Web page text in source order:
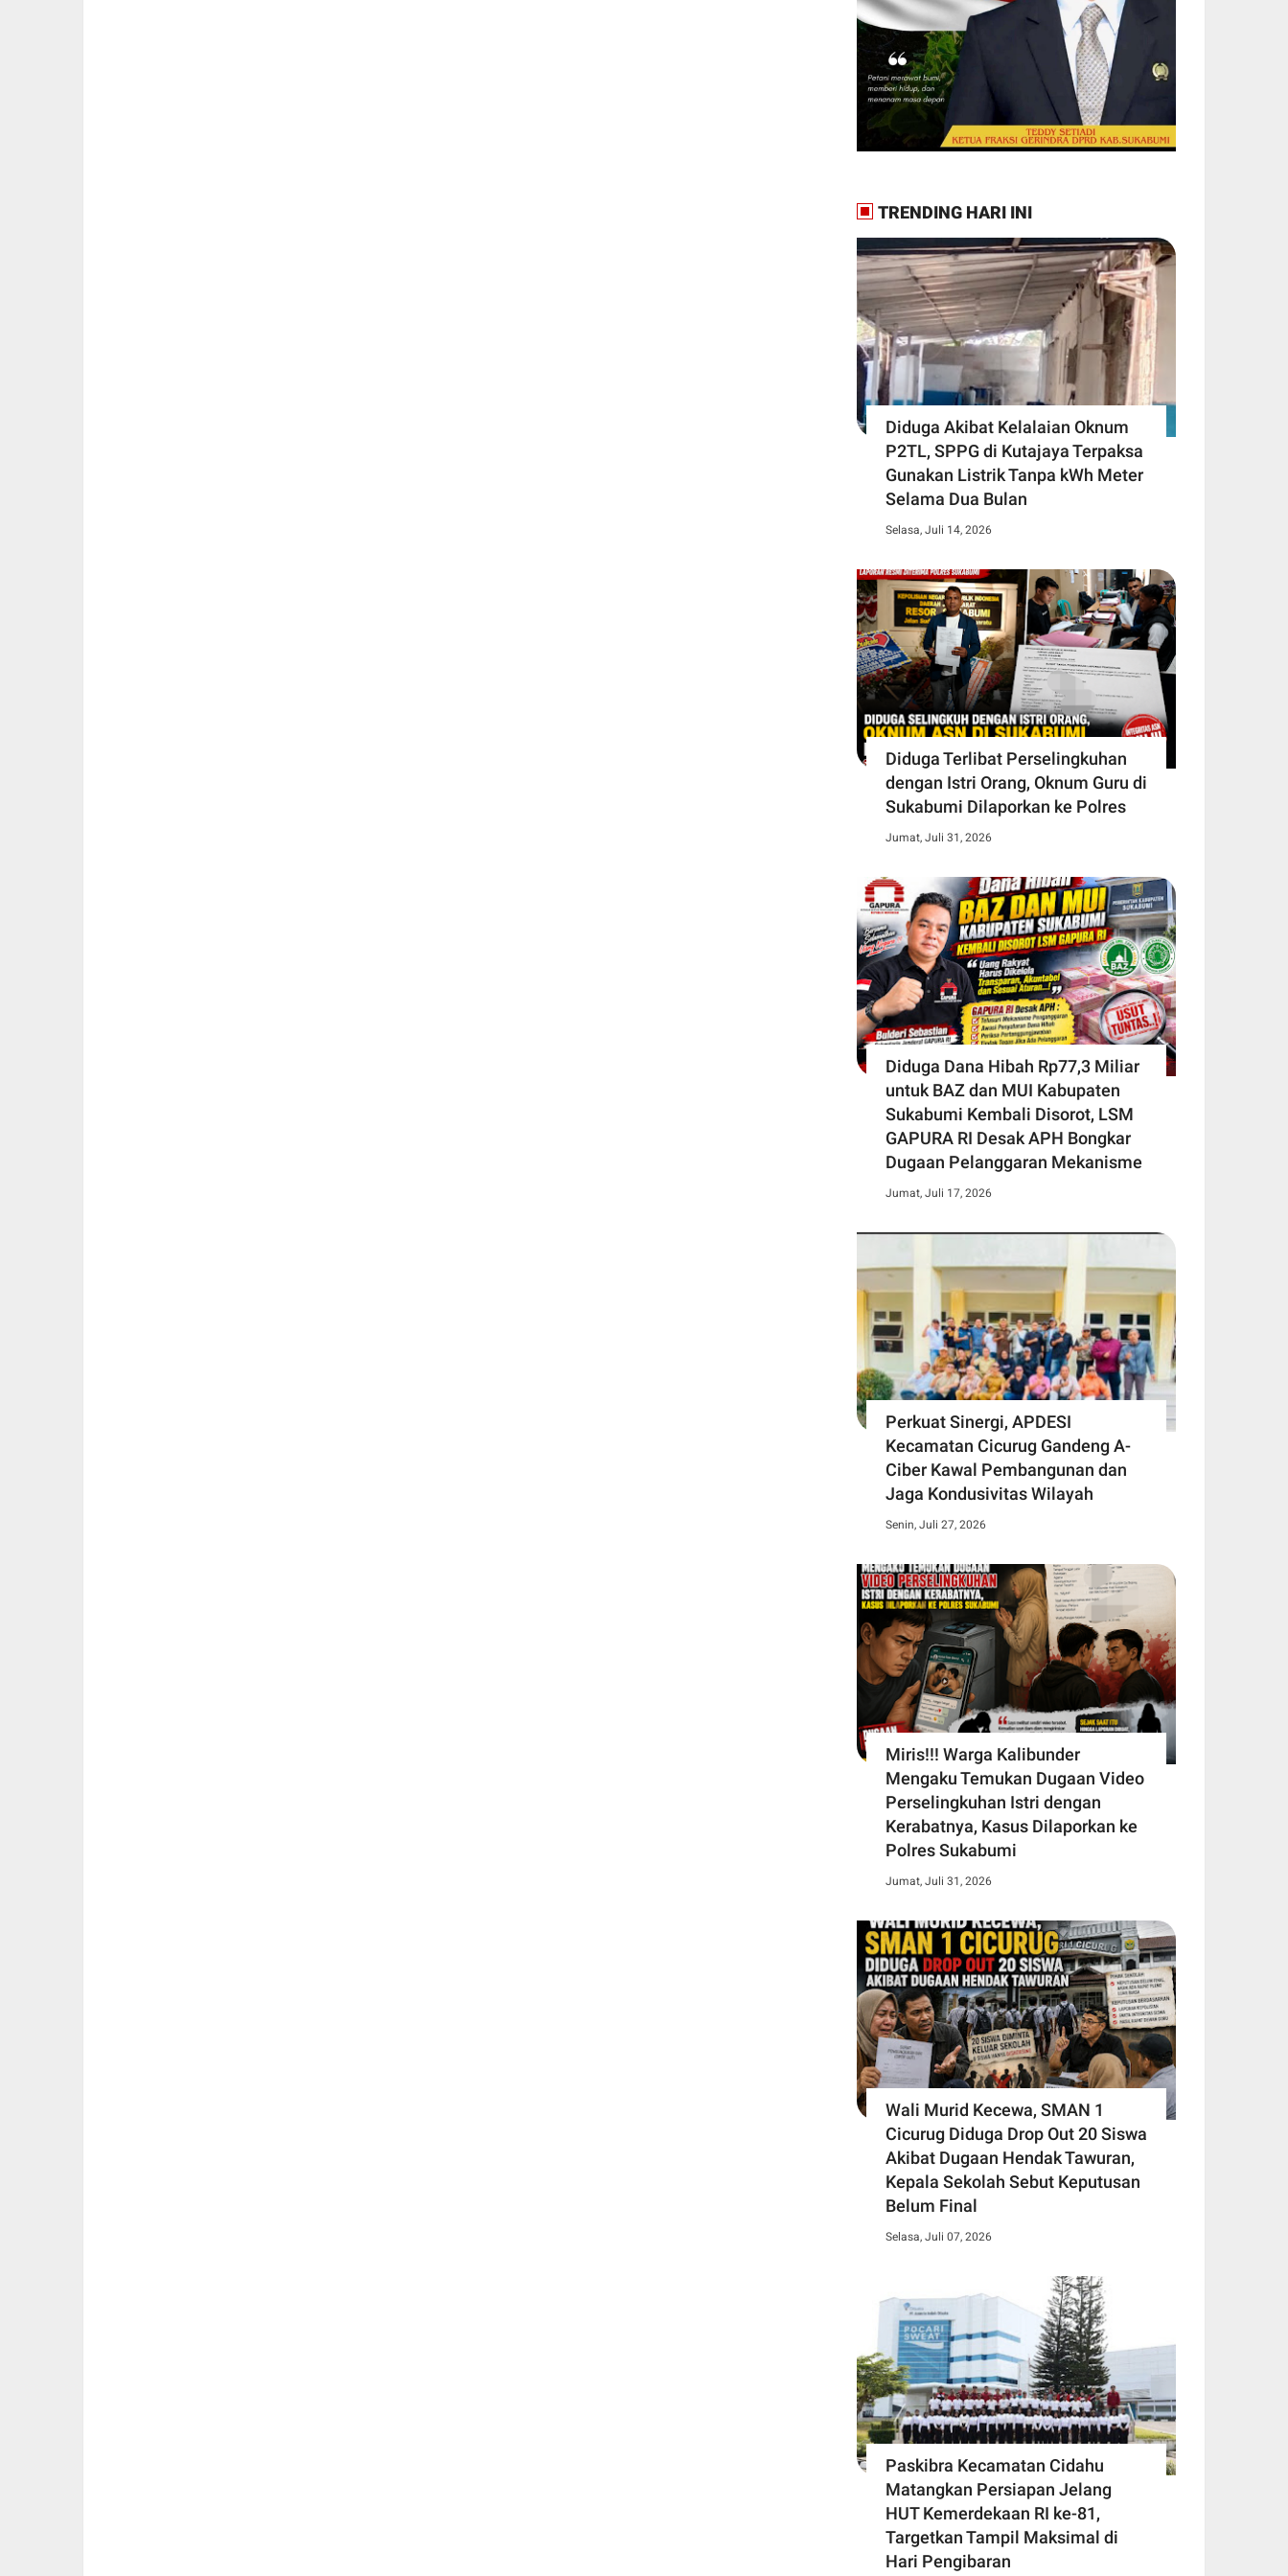
TRENDING HARI INI
Diduga Akibat Kelalaian Oknum
P2TL, SPPG di Kutajaya Terpaksa
Gunakan Listrik Tanpa kWh Meter
Selama Dua Bulan
Selasa, Juli 14, 2026
Diduga Terlibat Perselingkuhan
dengan Istri Orang, Oknum Guru di
Sukabumi Dilaporkan ke Polres
Jumat, Juli 31, 2026
Diduga Dana Hibah Rp77,3 Miliar
untuk BAZ dan MUI Kabupaten
Sukabumi Kembali Disorot, LSM
GAPURA RI Desak APH Bongkar
Dugaan Pelanggaran Mekanisme
Jumat, Juli 17, 2026
Perkuat Sinergi, APDESI
Kecamatan Cicurug Gandeng A-
Ciber Kawal Pembangunan dan
Jaga Kondusivitas Wilayah
Senin, Juli 27, 2026
Miris!!! Warga Kalibunder
Mengaku Temukan Dugaan Video
Perselingkuhan Istri dengan
Kerabatnya, Kasus Dilaporkan ke
Polres Sukabumi
Jumat, Juli 31, 2026
Wali Murid Kecewa, SMAN 1
Cicurug Diduga Drop Out 20 Siswa
Akibat Dugaan Hendak Tawuran,
Kepala Sekolah Sebut Keputusan
Belum Final
Selasa, Juli 07, 2026
Paskibra Kecamatan Cidahu
Matangkan Persiapan Jelang
HUT Kemerdekaan RI ke-81,
Targetkan Tampil Maksimal di
Hari Pengibaran